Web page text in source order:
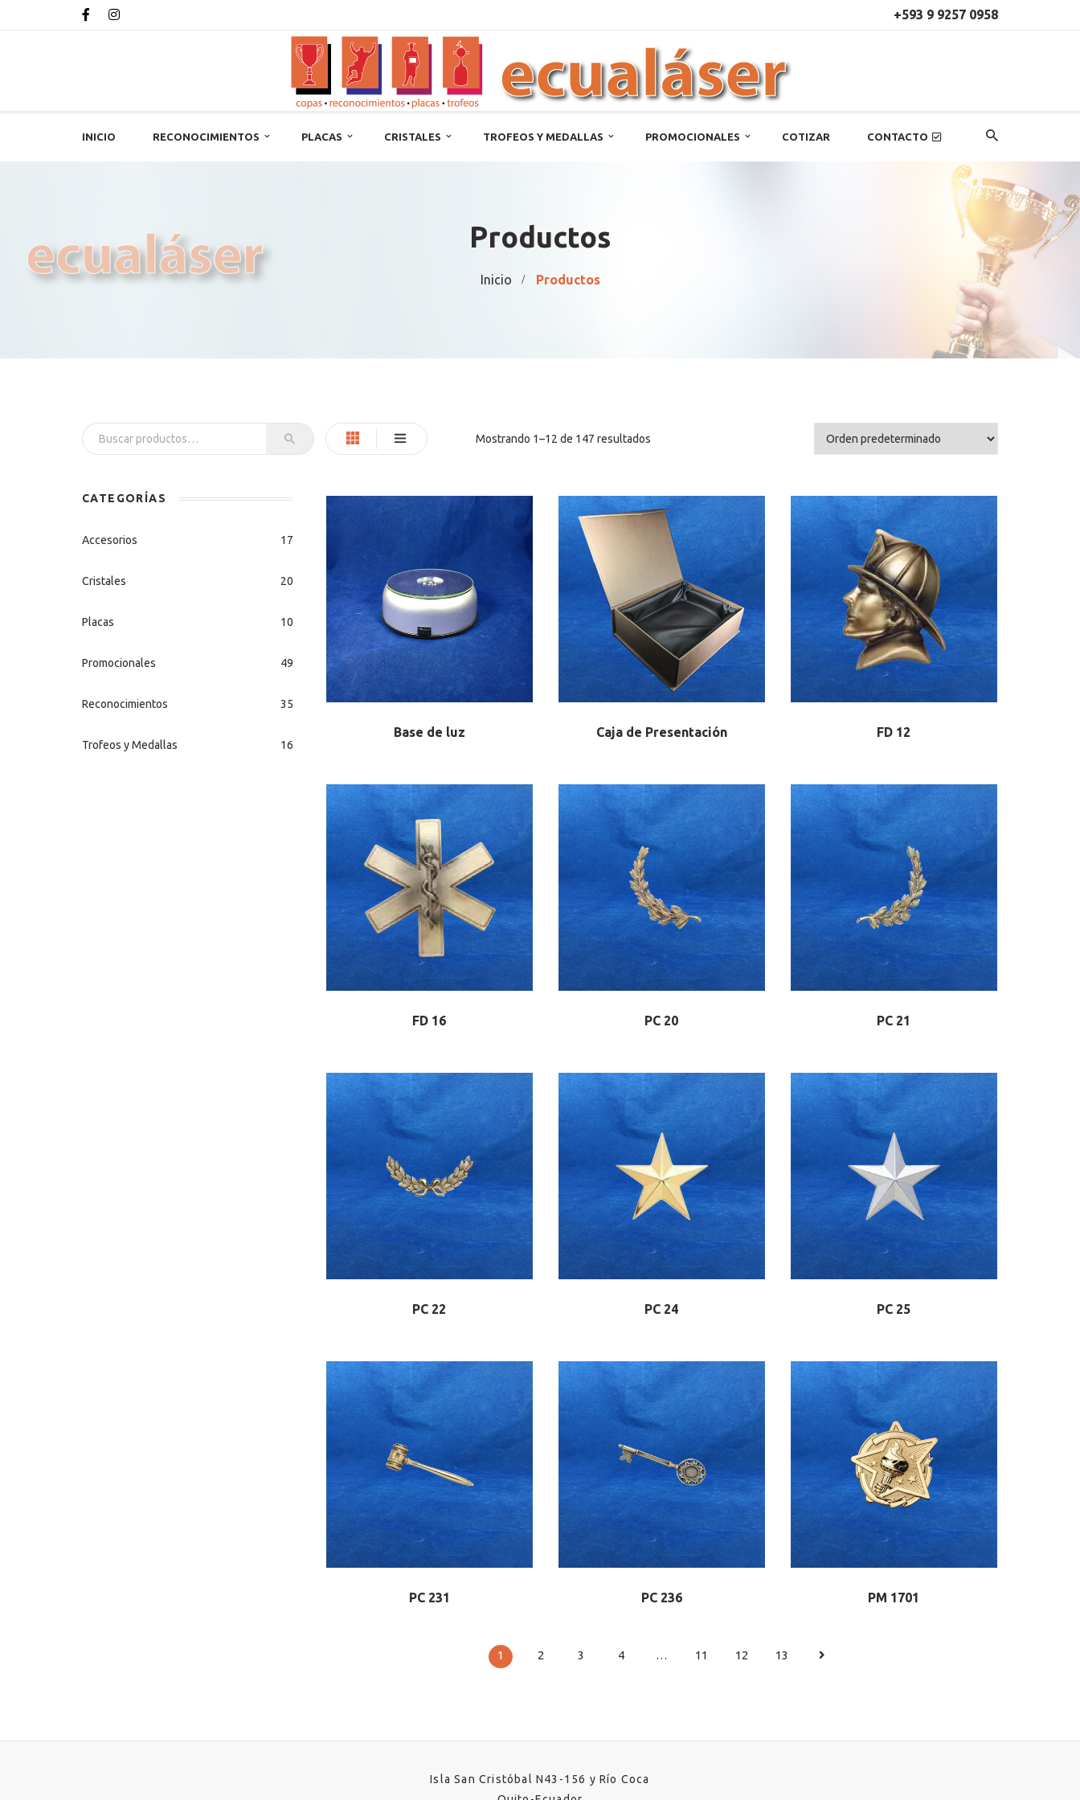
+593 9 9257 0958
INICIO RECONOCIMIENTOS PLACAS CRISTALES TROFEOS Y MEDALLAS PROMOCIONALES COTIZAR CONTACTO
Productos
Inicio Productos
Mostrando 1–12 de 147 resultados
Base de luz Caja de Presentación FD 12
FD 16 PC 20 PC 21
PC 22 PC 24 PC 25
PC 231 PC 236 PM 1701
1 2 3 4 … 11 12 13
Buscar por:
CATEGORÍAS
Accesorios 17
Cristales 20
Placas 10
Promocionales 49
Reconocimientos 35
Trofeos y Medallas 16
Isla San Cristóbal N43-156 y Río Coca